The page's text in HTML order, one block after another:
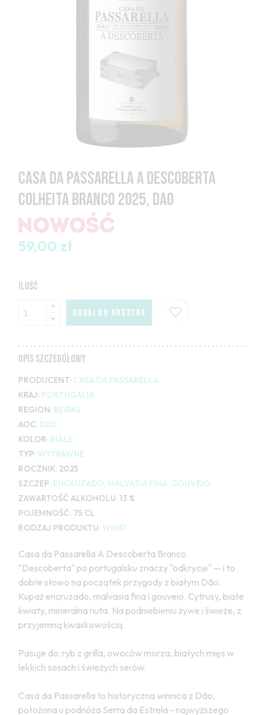
CASA DA PASSARELLA A DESCOBERTA
COLHEITA BRANCO 2025, DAO
59,00 zł
ILOŚĆ
DODAJ DO KOSZYKA favorite_border
OPIS SZCZEGÓŁOWY
PRODUCENT: CASA DA PASSARELLA
KRAJ: PORTUGALIA
REGION: BEIRAS
AOC: DAO
KOLOR: BIAŁE
TYP: WYTRAWNE
ROCZNIK: 2025
SZCZEP: ENCRUZADO, MALVASIA FINA, GOUVEIO
ZAWARTOŚĆ ALKOHOLU: 13 %
POJEMNOŚĆ: 75 CL
RODZAJ PRODUKTU: WINO
Casa da Passarella A Descoberta Branco.
"Descoberta" po portugalsku znaczy "odkrycie" — i to
dobre słowo na początek przygody z białym Dão.
Kupaż encruzado, malvasia fina i gouveio. Cytrusy, białe
kwiaty, mineralna nuta. Na podniebieniu żywe i świeże, z
przyjemną kwaskowością.
Pasuje do: ryb z grilla, owoców morza, białych mięs w
lekkich sosach i świeżych serów.
Casa da Passarella to historyczna winnica z Dão,
położona u podnóża Serra da Estrela - najwyższego